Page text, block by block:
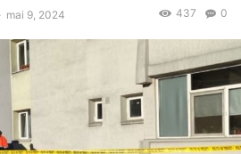
mai 9, 2024 0
437